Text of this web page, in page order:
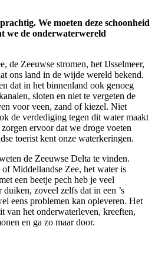
We moeten deze schoonheid
we de onderwaterwereld
de Zeeuwse stromen, het IJsselmeer,
ons land in de wijde wereld bekend.
dat in het binnenland ook genoeg
sloten en niet te vergeten de
voor veen, zand of kiezel. Niet
de verdediging tegen dit water maakt
ervoor dat we droge voeten
toerist kent onze waterkeringen.
de Zeeuwse Delta te vinden.
Middellandse Zee, het water is
een beetje pech heb je veel
zoveel zelfs dat in een ’s
eens problemen kan opleveren. Het
van het onderwaterleven, kreeften,
en ga zo maar door.